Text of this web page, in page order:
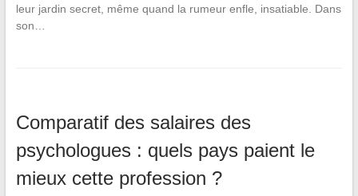
leur jardin secret, même quand la rumeur enfle, insatiable. Dans
son…
Comparatif des salaires des
psychologues : quels pays paient le
mieux cette profession ?